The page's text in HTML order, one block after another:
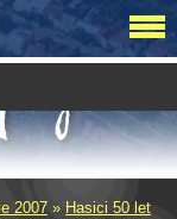
2007 » Hasici 50 let